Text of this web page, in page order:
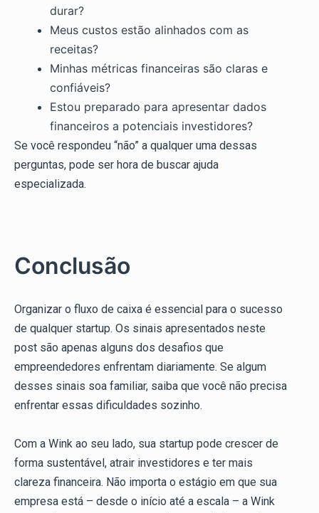
durar?
Meus custos estão alinhados com as
receitas?
Minhas métricas financeiras são claras e
confiáveis?
Estou preparado para apresentar dados
financeiros a potenciais investidores?
Se você respondeu “não” a qualquer uma dessas
perguntas, pode ser hora de buscar ajuda
especializada.
Conclusão
Organizar o fluxo de caixa é essencial para o sucesso
de qualquer startup. Os sinais apresentados neste
post são apenas alguns dos desafios que
empreendedores enfrentam diariamente. Se algum
desses sinais soa familiar, saiba que você não precisa
enfrentar essas dificuldades sozinho.
Com a Wink ao seu lado, sua startup pode crescer de
forma sustentável, atrair investidores e ter mais
clareza financeira. Não importa o estágio em que sua
empresa está – desde o início até a escala – a Wink